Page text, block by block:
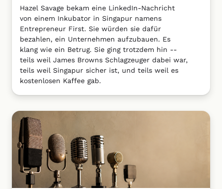
Hazel Savage bekam eine LinkedIn-Nachricht
von einem Inkubator in Singapur namens
Entrepreneur First. Sie würden sie dafür
bezahlen, ein Unternehmen aufzubauen. Es
klang wie ein Betrug. Sie ging trotzdem hin --
teils weil James Browns Schlagzeuger dabei war,
teils weil Singapur sicher ist, und teils weil es
kostenlosen Kaffee gab.